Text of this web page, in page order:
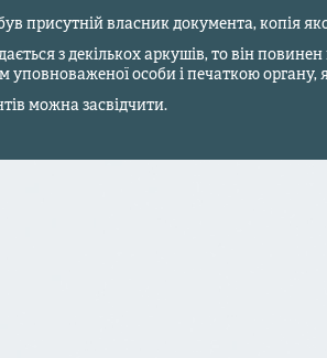
присутній власник документа, копія
з декількох аркушів, то він
уповноваженої особи і печаткою
можна засвідчити.